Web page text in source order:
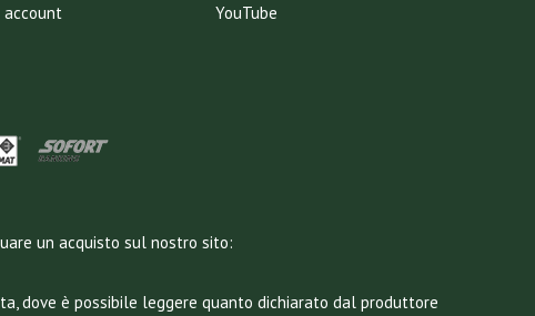
account
YouTube
un acquisto sul nostro sito:
dove è possibile leggere quanto dichiarato dal produttore